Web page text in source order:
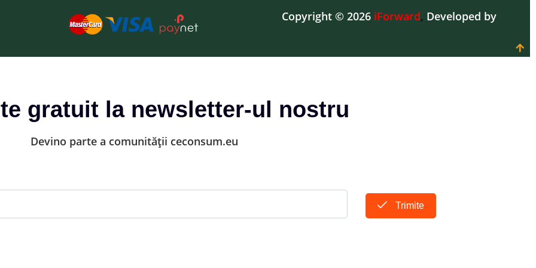
Copyright © 2026 iForward, Developed by
gratuit la newsletter-ul nostru
Devino parte a comunității ceconsum.eu
Trimite